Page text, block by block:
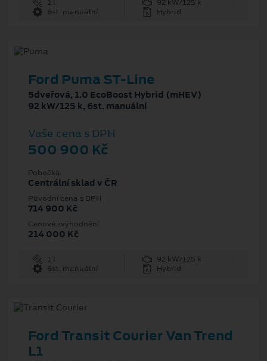
1 l
92 kW/125 k
6st. manuální
Hybrid
Ford Puma ST-Line
5dveřová, 1.0 EcoBoost Hybrid (mHEV)
92 kW/125 k, 6st. manuální
Vaše cena s DPH
500 900 Kč
Pobočka
Centrální sklad v ČR
Původní cena s DPH
714 900 Kč
Cenové zvýhodnění
214 000 Kč
1 l
92 kW/125 k
6st. manuální
Hybrid
Ford Transit Courier Van Trend
L1